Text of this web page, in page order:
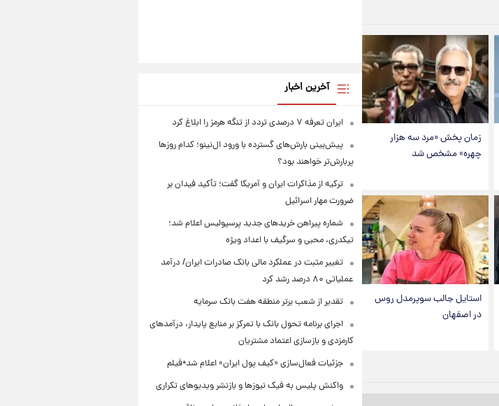
زمان پخش «مرد سه هزار
چهره» مشخص شد
استایل جالب سوپرمدل روس
در اصفهان
آخرین اخبار
ایران تعرفه ۷ درصدی تردد از تنگه هرمز را ابلاغ کرد
پیش‌بینی بارش‌های گسترده با ورود ال‌نینو؛ کدام روزها
پربارش‌تر خواهند بود؟
ترکیه از مذاکرات ایران و آمریکا گفت؛ تأکید فیدان بر
ضرورت مهار اسرائیل
شماره پیراهن خریدهای جدید پرسپولیس اعلام شد؛
تیکدری، محبی و سرگیف با اعداد ویژه
تغییر مثبت در عملکرد مالی بانک صادرات ایران/ درآمد
عملیاتی ۸۰ درصد رشد کرد
تقدیر از شعب برتر منطقه هفت بانک سرمایه
اجرای برنامه تحول بانک با تمرکز بر منابع پایدار، درآمدهای
کارمزدی و بازسازی اعتماد مشتریان
جزئیات فعال‌سازی «کیف پول ایران» اعلام شد+فیلم
واکنش پلیس به فیک نیوزها و بازنشر ویدیوهای تکراری